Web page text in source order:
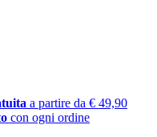
a partire da € 49,90
con ogni ordine